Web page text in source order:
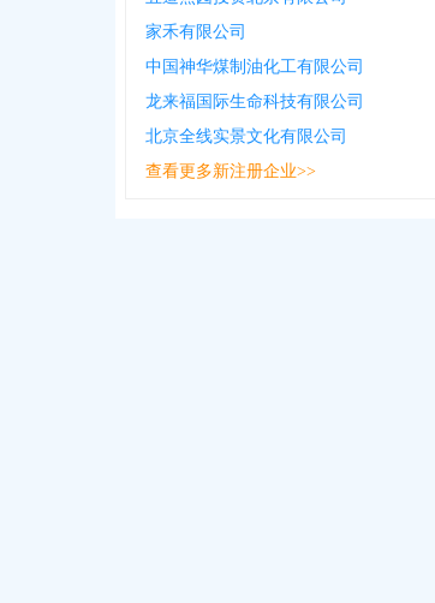
家禾有限公司
中国神华煤制油化工有限公司
龙来福国际生命科技有限公司
北京全线实景文化有限公司
查看更多新注册企业>>